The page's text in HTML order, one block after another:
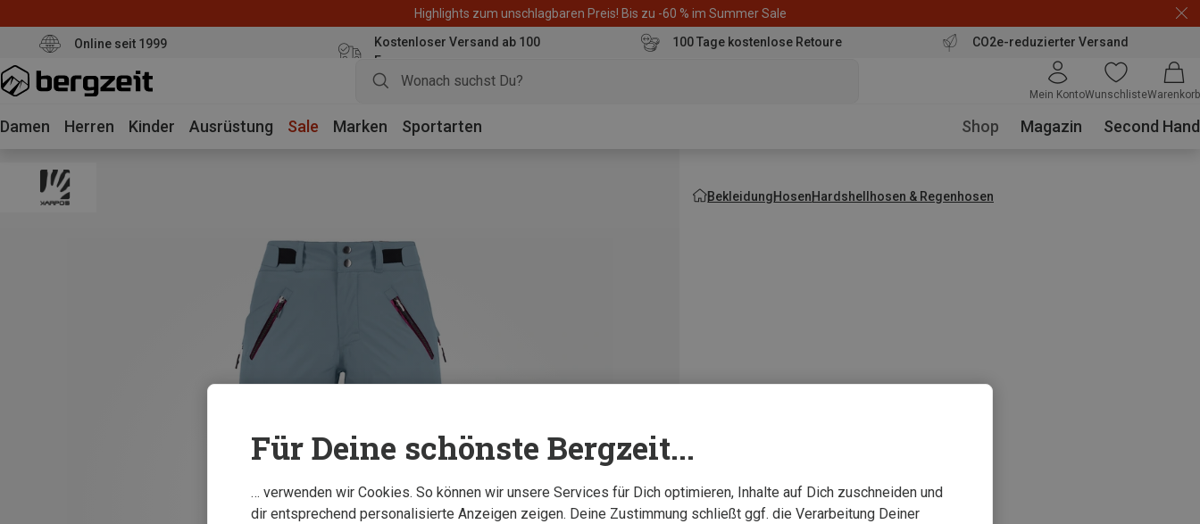
Highlights zum unschlagbaren Preis! Bis zu -60 % im Summer Sale
Online seit 1999
Kostenloser Versand ab 100
Euro
100 Tage kostenlose Retoure CO2e-reduzierter Versand
Mein KontoWunschlisteWarenkorb
Damen Herren Kinder Ausrüstung Sale Marken Sportarten Shop Magazin Second Hand
BekleidungHosenHardshellhosen & Regenhosen
Für Deine schönste Bergzeit...
… verwenden wir Cookies. So können wir unsere Services für Dich optimieren, Inhalte auf Dich zuschneiden und
dir entsprechend personalisierte Anzeigen zeigen. Deine Zustimmung schließt ggf. die Verarbeitung Deiner